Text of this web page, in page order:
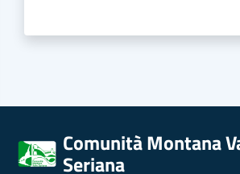
Comunità Montana
Seriana